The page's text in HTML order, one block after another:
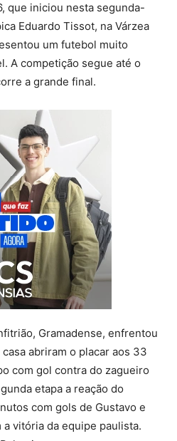
que iniciou nesta segunda-
Eduardo Tissot, na Várzea
um futebol muito
A competição segue até o
a grande final.
Gramadense, enfrentou
abriram o placar aos 33
com gol contra do zagueiro
etapa a reação do
com gols de Gustavo e
vitória da equipe paulista.